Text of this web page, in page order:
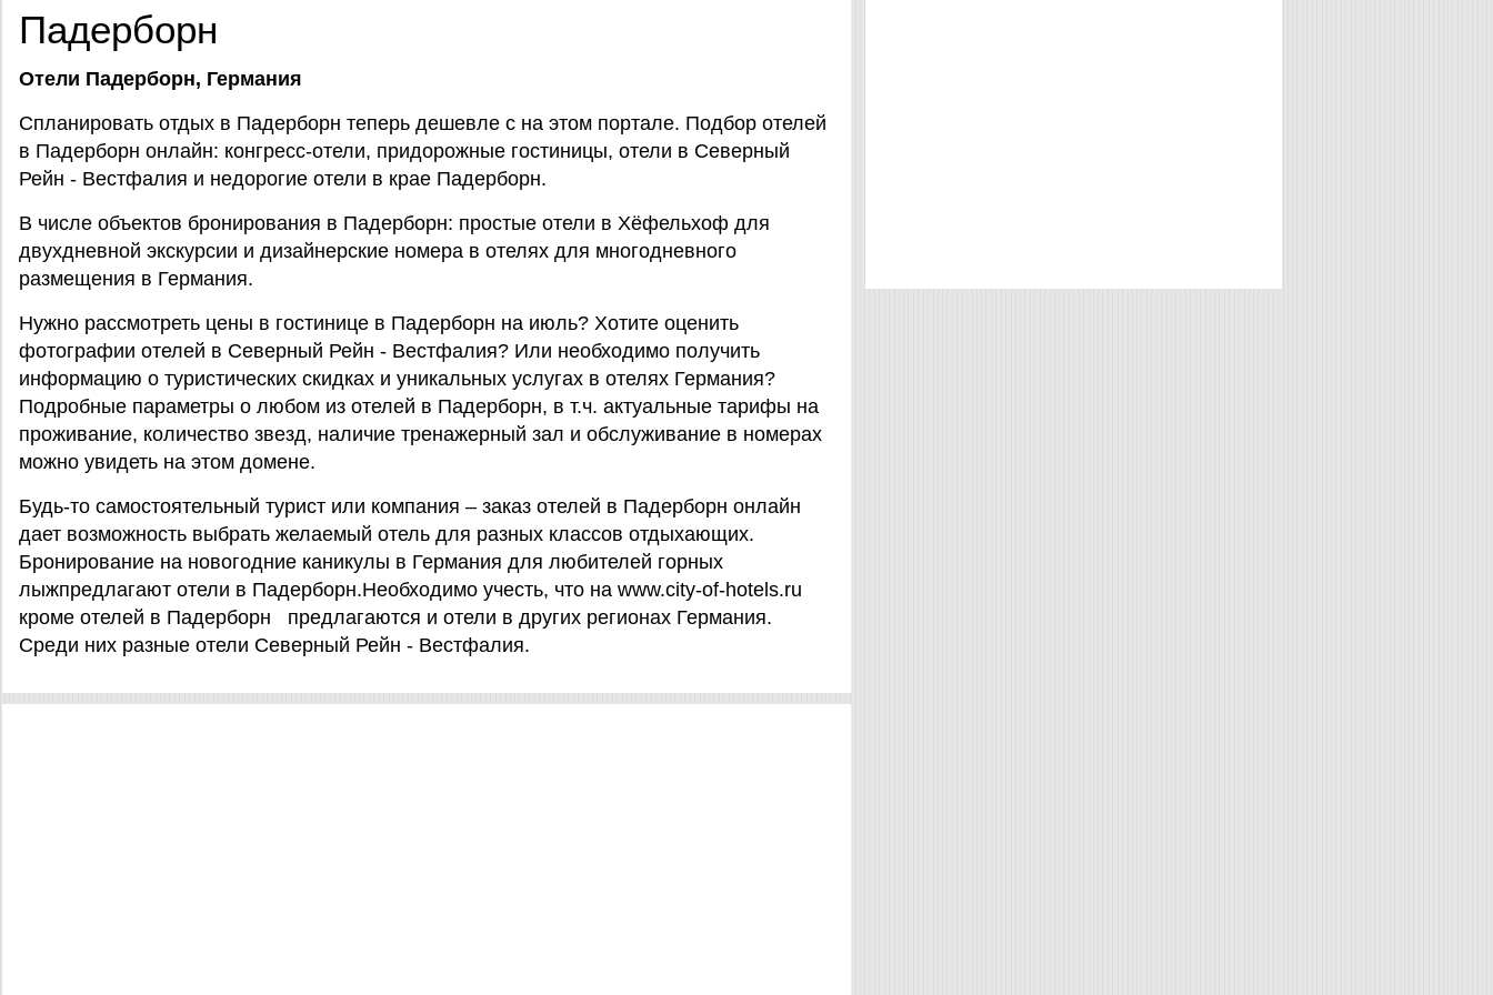
Падерборн
Отели Падерборн, Германия
Спланировать отдых в Падерборн теперь дешевле с на этом портале. Подбор отелей
в Падерборн онлайн: конгресс-отели, придорожные гостиницы, отели в Северный
Рейн - Вестфалия и недорогие отели в крае Падерборн.
В числе объектов бронирования в Падерборн: простые отели в Хёфельхоф для
двухдневной экскурсии и дизайнерские номера в отелях для многодневного
размещения в Германия.
Нужно рассмотреть цены в гостинице в Падерборн на июль? Хотите оценить
фотографии отелей в Северный Рейн - Вестфалия? Или необходимо получить
информацию о туристических скидках и уникальных услугах в отелях Германия?
Подробные параметры о любом из отелей в Падерборн, в т.ч. актуальные тарифы на
проживание, количество звезд, наличие тренажерный зал и обслуживание в номерах
можно увидеть на этом домене.
Будь-то самостоятельный турист или компания – заказ отелей в Падерборн онлайн
дает возможность выбрать желаемый отель для разных классов отдыхающих.
Бронирование на новогодние каникулы в Германия для любителей горных
лыжпредлагают отели в Падерборн.Необходимо учесть, что на www.city-of-hotels.ru
кроме отелей в Падерборн предлагаются и отели в других регионах Германия.
Среди них разные отели Северный Рейн - Вестфалия.